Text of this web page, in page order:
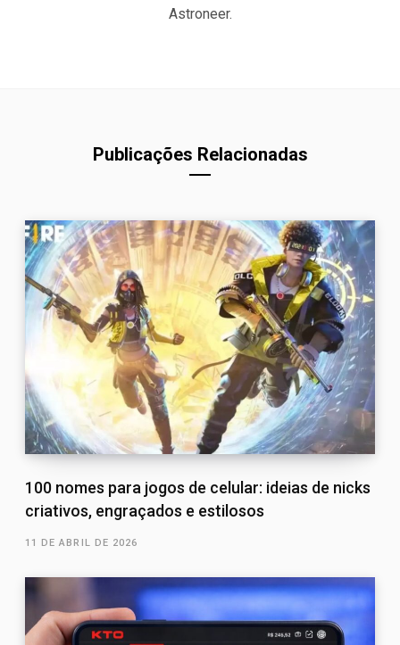
Astroneer.
Publicações Relacionadas
100 nomes para jogos de celular: ideias de nicks
criativos, engraçados e estilosos
11 DE ABRIL DE 2026